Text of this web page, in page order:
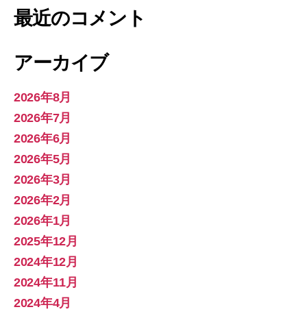
最近のコメント
アーカイブ
2026年8月
2026年7月
2026年6月
2026年5月
2026年3月
2026年2月
2026年1月
2025年12月
2024年12月
2024年11月
2024年4月